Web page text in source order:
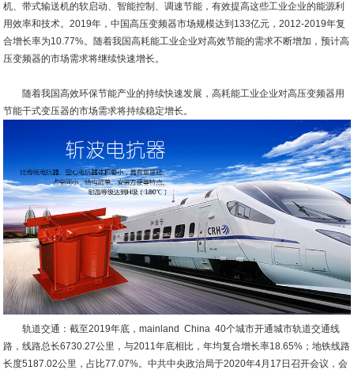
机、带式输送机的软启动、智能控制、调速节能，有效提高这些工业企业的能源利
用效率和技术。2019年，中国高压变频器市场规模达到133亿元，2012-2019年复
合增长率为10.77%。随着我国高耗能工业企业对高效节能的需求不断增加，预计高
压变频器的市场需求将继续快速增长。
随着我国高效环保节能产业的持续快速发展，高耗能工业企业对高压变频器用
节能干式变压器的市场需求将持续稳定增长。
轨道交通：截至2019年底，mainland China 40个城市开通城市轨道交通线
路，线路总长6730.27公里，与2011年底相比，年均复合增长率18.65%；地铁线路
长度5187.02公里，占比77.07%。中共中央政治局于2020年4月17日召开会议，会